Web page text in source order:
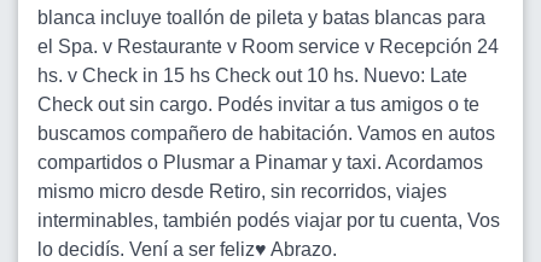
blanca incluye toallón de pileta y batas blancas para
el Spa. v Restaurante v Room service v Recepción 24
hs. v Check in 15 hs Check out 10 hs. Nuevo: Late
Check out sin cargo. Podés invitar a tus amigos o te
buscamos compañero de habitación. Vamos en autos
compartidos o Plusmar a Pinamar y taxi. Acordamos
mismo micro desde Retiro, sin recorridos, viajes
interminables, también podés viajar por tu cuenta, Vos
lo decidís. Vení a ser feliz♥️ Abrazo.